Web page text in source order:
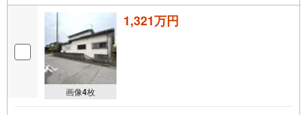
画像4枚
1,321万円